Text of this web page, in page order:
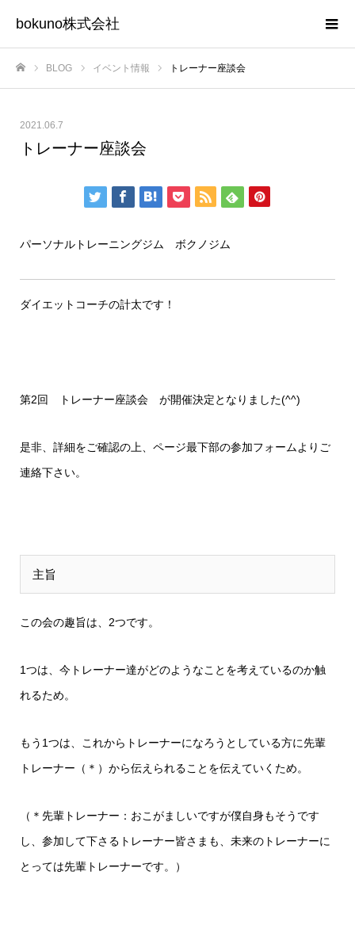
bokuno株式会社
BLOG イベント情報 トレーナー座談会
2021.06.7
トレーナー座談会
パーソナルトレーニングジム ボクノジム
ダイエットコーチの計太です！
第2回 トレーナー座談会 が開催決定となりました(^^)
是非、詳細をご確認の上、ページ最下部の参加フォームよりご
連絡下さい。
主旨
この会の趣旨は、2つです。
1つは、今トレーナー達がどのようなことを考えているのか触
れるため。
もう1つは、これからトレーナーになろうとしている方に先輩
トレーナー（＊）から伝えられることを伝えていくため。
（＊先輩トレーナー：おこがましいですが僕自身もそうです
し、参加して下さるトレーナー皆さまも、未来のトレーナーに
とっては先輩トレーナーです。）